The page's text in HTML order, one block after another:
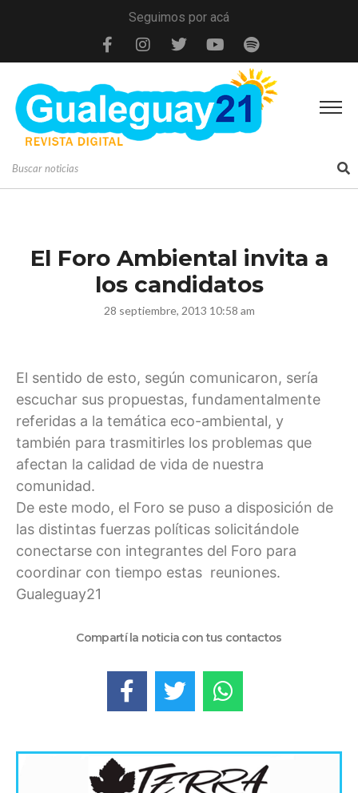
Seguimos por acá
El Foro Ambiental invita a
los candidatos
28 septiembre, 2013 10:58 am
El sentido de esto, según comunicaron, sería
escuchar sus propuestas, fundamentalmente
referidas a la temática eco-ambiental, y
también para trasmitirles los problemas que
afectan la calidad de vida de nuestra
comunidad.
De este modo, el Foro se puso a disposición de
las distintas fuerzas políticas solicitándole
conectarse con integrantes del Foro para
coordinar con tiempo estas reuniones.
Gualeguay21
Compartí la noticia con tus contactos